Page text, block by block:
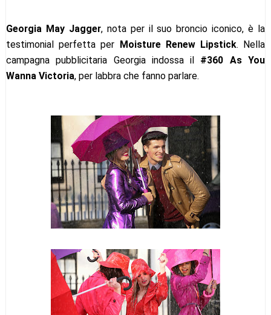
Georgia May Jagger, nota per il suo broncio iconico, è la
testimonial perfetta per Moisture Renew Lipstick. Nella
campagna pubblicitaria Georgia indossa il #360 As You
Wanna Victoria, per labbra che fanno parlare.